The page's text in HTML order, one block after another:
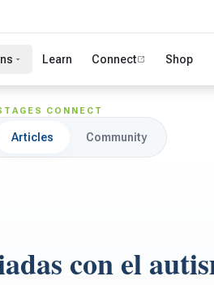
Learn Connect Shop
CONNECT
Articles Community
con el